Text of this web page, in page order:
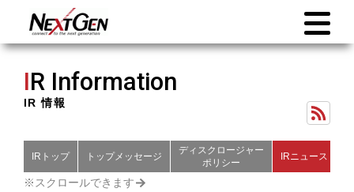
IR Information
IR 情報
IRトップ トップメッセージ
ディスクロージャー
ポリシー
IRニュース